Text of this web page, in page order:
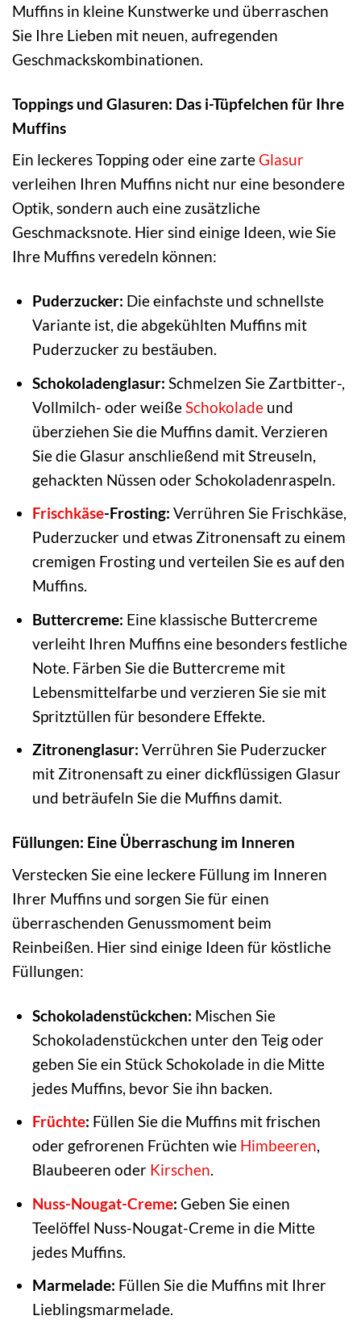
Muffins in kleine Kunstwerke und überraschen
Sie Ihre Lieben mit neuen, aufregenden
Geschmackskombinationen.
Toppings und Glasuren: Das i-Tüpfelchen für Ihre
Muffins
Ein leckeres Topping oder eine zarteGlasur
verleihen Ihren Muffins nicht nur eine besondere
Optik, sondern auch eine zusätzliche
Geschmacksnote. Hier sind einige Ideen, wie Sie
Ihre Muffins veredeln können:
Puderzucker: Die einfachste und schnellste
Variante ist, die abgekühlten Muffins mit
Puderzucker zu bestäuben.
Schokoladenglasur: Schmelzen Sie Zartbitter-,
Vollmilch- oder weißeSchokoladeund
überziehen Sie die Muffins damit. Verzieren
Sie die Glasur anschließend mit Streuseln,
gehackten Nüssen oder Schokoladenraspeln.
Frischkäse-Frosting: Verrühren Sie Frischkäse,
Puderzucker und etwas Zitronensaft zu einem
cremigen Frosting und verteilen Sie es auf den
Muffins.
Buttercreme: Eine klassische Buttercreme
verleiht Ihren Muffins eine besonders festliche
Note. Färben Sie die Buttercreme mit
Lebensmittelfarbe und verzieren Sie sie mit
Spritztüllen für besondere Effekte.
Zitronenglasur: Verrühren Sie Puderzucker
mit Zitronensaft zu einer dickflüssigen Glasur
und beträufeln Sie die Muffins damit.
Füllungen: Eine Überraschung im Inneren
Verstecken Sie eine leckere Füllung im Inneren
Ihrer Muffins und sorgen Sie für einen
überraschenden Genussmoment beim
Reinbeißen. Hier sind einige Ideen für köstliche
Füllungen:
Schokoladenstückchen: Mischen Sie
Schokoladenstückchen unter den Teig oder
geben Sie ein Stück Schokolade in die Mitte
jedes Muffins, bevor Sie ihn backen.
Früchte: Füllen Sie die Muffins mit frischen
oder gefrorenen Früchten wie Himbeeren,
Blaubeeren oder Kirschen.
Nuss-Nougat-Creme: Geben Sie einen
Teelöffel Nuss-Nougat-Creme in die Mitte
jedes Muffins.
Marmelade: Füllen Sie die Muffins mit Ihrer
Lieblingsmarmelade.